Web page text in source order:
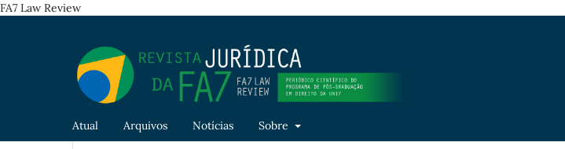
FA7 Law Review
Atual Arquivos Notícias Sobre